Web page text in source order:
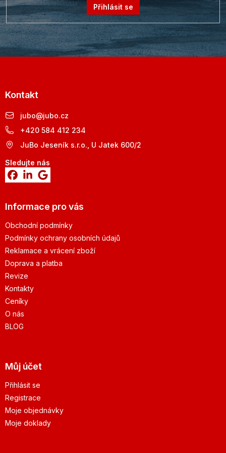
Přihlásit se
Kontakt
jubo@jubo.cz
+420 584 412 234
JuBo Jeseník s.r.o., U Jatek 600/2
Sledujte nás
Informace pro vás
Obchodní podmínky
Podmínky ochrany osobních údajů
Reklamace a vrácení zboží
Doprava a platba
Revize
Kontakty
Ceníky
O nás
BLOG
Můj účet
Přihlásit se
Registrace
Moje objednávky
Moje doklady